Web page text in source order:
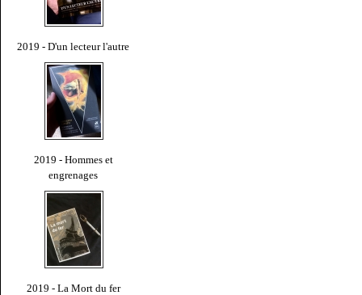
2019 - D'un lecteur l'autre
2019 - Hommes et
engrenages
2019 - La Mort du fer